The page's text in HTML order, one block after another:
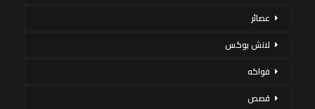
عصائر
لانش بوكس
فواكه
قصص